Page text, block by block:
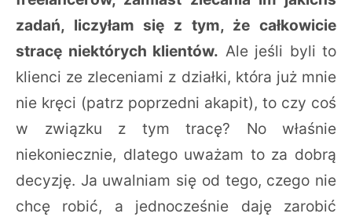
zadań, liczyłam się z tym, że całkowicie
stracę niektórych klientów. Ale jeśli byli to
klienci ze zleceniami z działki, która już mnie
nie kręci (patrz poprzedni akapit), to czy coś
w związku z tym tracę? No właśnie
niekoniecznie, dlatego uważam to za dobrą
decyzję. Ja uwalniam się od tego, czego nie
chcę robić, a jednocześnie daję zarobić